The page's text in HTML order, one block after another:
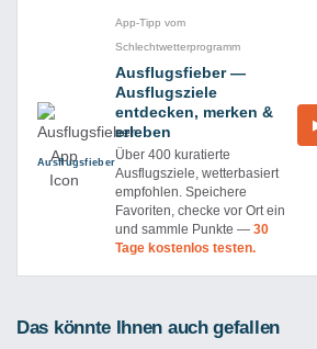
Ausflug­sfieber
App-Tipp vom
Schlechtwetterprogramm
Ausflugsfieber —
Ausflugsziele
entdecken, merken &
erleben
Über 400 kuratierte
Ausflugsziele, wetterbasiert
empfohlen. Speichere
Favoriten, checke vor Ort ein
und sammle Punkte —30
Tage kostenlos testen.
Das könnte Ihnen auch gefallen